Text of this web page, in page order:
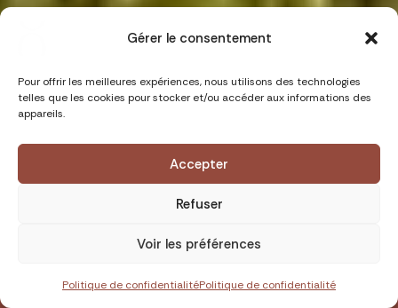
Gérer le consentement
Pour offrir les meilleures expériences, nous utilisons des technologies
telles que les cookies pour stocker et/ou accéder aux informations des
appareils.
Accepter
Refuser
Voir les préférences
Politique de confidentialitéPolitique de confidentialité
Niveau :
Groupe : 6-8 pers.
Degré d'immersion :
Yoga : Vinyasa - Yoga